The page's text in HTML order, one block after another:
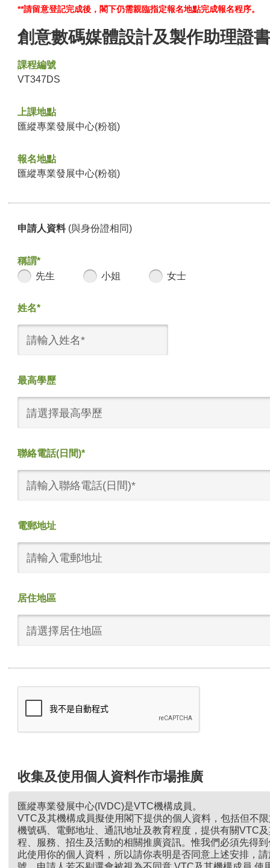
**請留意登記完成後，閣下仍需親臨指定報名地點完成報名程序。
創意數碼媒體設計及製作助理證書
課程編號
VT347DS
上課地點
匯縱專業發展中心(粉嶺)
報名地點
匯縱專業發展中心(粉嶺)
申請人資料 (與身份證相同)
稱謂*
先生
小姐 女士
姓名*
最高學歷
請選擇最高學歷
聯絡電話(日間)*
電郵地址
居住地區
請選擇居住地區
收集及使用個人資料作市場推廣
匯縱專業發展中心(IVDC)是VTC機構成員。
VTC及其機構成員擬使用閣下提供的個人資料，包括但不
機號碼、電郵地址、通訊地址及教育程度，提供有關VTC
程、服務、招生及活動的相關推廣資訊。惟我們必須先得
此使用你的個人資料，所以請你表明是否同意上述安排，